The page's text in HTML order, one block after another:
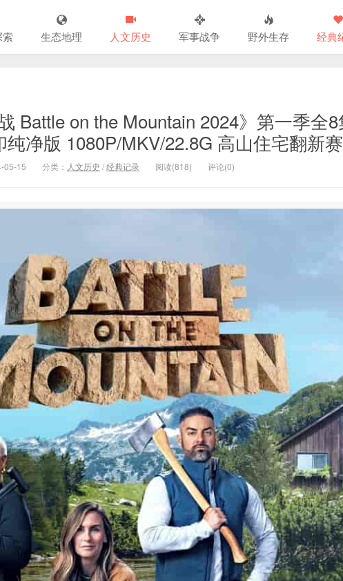
生态地理 人文历史 军事战争 野外生存 经典
Battle on the Mountain 2024》第一季全
净版 1080P/MKV/22.8G 高山住宅翻新赛
05-15 分类： 人文历史 /经典记录 阅读(818) 评论(0)